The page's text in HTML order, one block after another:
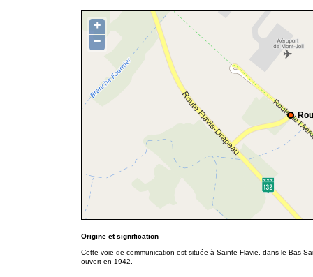
+
−
Origine et signification
Cette voie de communication est située à Sainte-Flavie, dans le Bas-
ouvert en 1942.